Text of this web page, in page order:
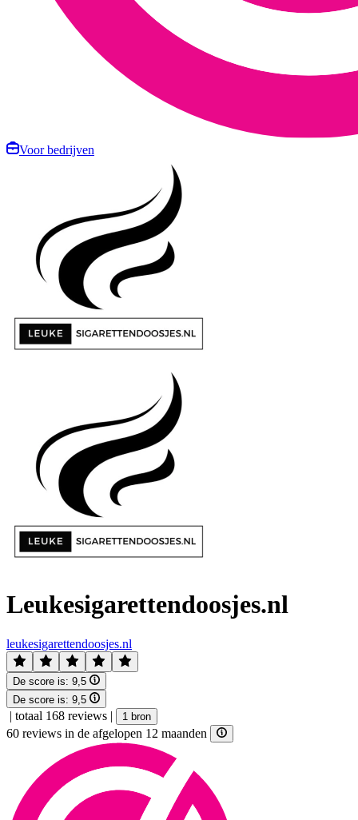
Voor bedrijven
Leukesigarettendoosjes.nl
leukesigarettendoosjes.nl
De score is: 9,5
De score is: 9,5
| totaal 168 reviews | 1 bron
60 reviews in de afgelopen 12 maanden